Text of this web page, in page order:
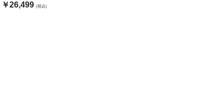
￥26,499 (税込)